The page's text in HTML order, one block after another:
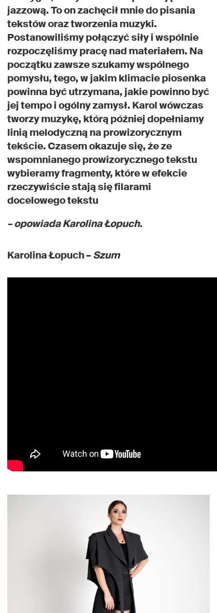
jazzową. To on zachęcił mnie do pisania
tekstów oraz tworzenia muzyki.
Postanowiliśmy połączyć siły i wspólnie
rozpoczęliśmy pracę nad materiałem. Na
początku zawsze szukamy wspólnego
pomysłu, tego, w jakim klimacie piosenka
powinna być utrzymana, jakie powinno być
jej tempo i ogólny zamysł. Karol wówczas
tworzy muzykę, którą później dopełniamy
linią melodyczną na prowizorycznym
tekście. Czasem okazuje się, że ze
wspomnianego prowizorycznego tekstu
wybieramy fragmenty, które w efekcie
rzeczywiście stają się filarami
docelowego tekstu
– opowiada Karolina Łopuch.
Karolina Łopuch –Szum